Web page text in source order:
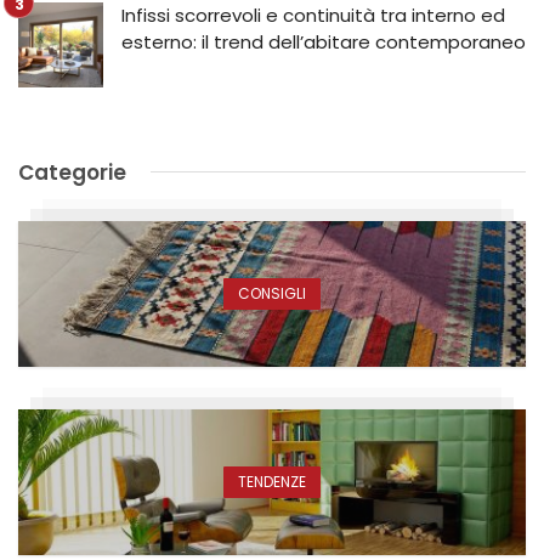
Infissi scorrevoli e continuità tra interno ed
esterno: il trend dell’abitare contemporaneo
Categorie
CONSIGLI
TENDENZE